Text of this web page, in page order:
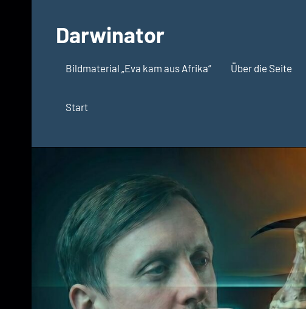
springenDarwinator
Evolutionsbiologie
Bildmaterial „Eva kam aus Afrika“ Über die Seite
Start